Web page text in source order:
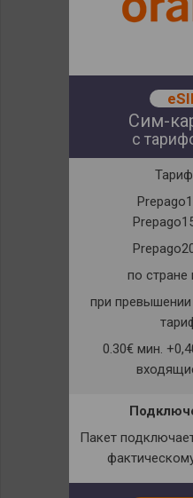
Сим-
с
по стране
при
0.30€ мин.
Пакет